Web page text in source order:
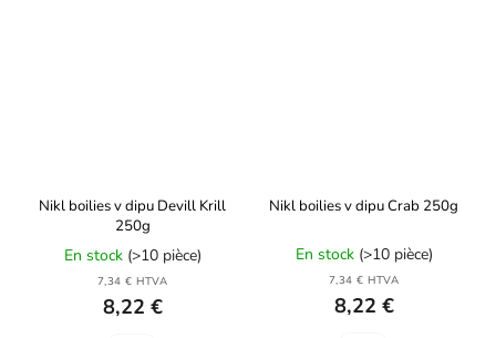
Nikl boilies v dipu Devill Krill
250g
En stock (>10 pièce)
7,34 € HTVA
8,22 €
Nikl boilies v dipu Crab 250g
En stock (>10 pièce)
7,34 € HTVA
8,22 €